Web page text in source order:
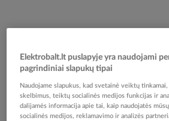
end
the
images
Elektrobalt.lt puslapyje yra naudojami
pagrindiniai slapukų tipai
Naudojame slapukus, kad svetainė veiktų
skelbimus, teiktų socialinės medijos funkcijas ir
dalijamės informacija apie tai, kaip naudojatės
socialinės medijos, reklamavimo ir analizės